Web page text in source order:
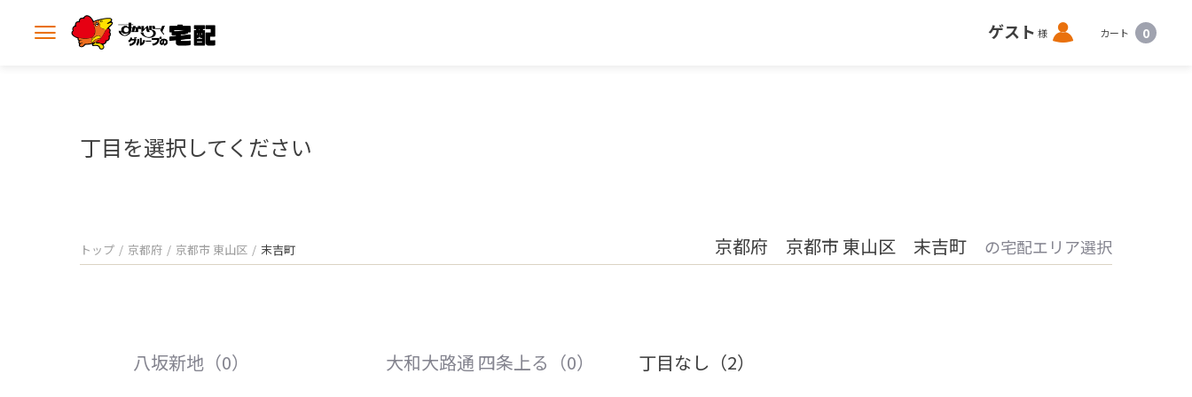
メ
ゲスト 様 ロ
グ
カート 0
丁目を選択してください
トップ 京都府 京都市 東山区 末吉町 京都府 京都市 東山区 末吉町 の宅配エリア選択
八坂新地（0） 大和大路通 四条上る（0） 丁目なし（2）